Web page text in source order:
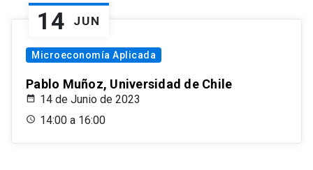
14 JUN
Microeconomía Aplicada
Pablo Muñoz, Universidad de Chile
14 de Junio de 2023
14:00 a 16:00